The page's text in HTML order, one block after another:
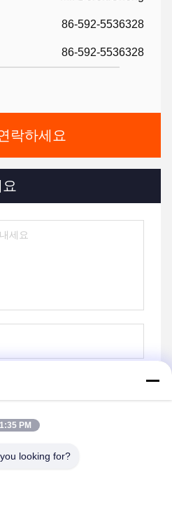
86-592-5536328
86-592-5536328
락하세요
전송
1:35 PM
looking for?